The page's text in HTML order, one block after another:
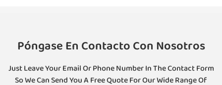
Póngase En Contacto Con Nosotros
Just Leave Your Email Or Phone Number In The Contact Form
So We Can Send You A Free Quote For Our Wide Range Of